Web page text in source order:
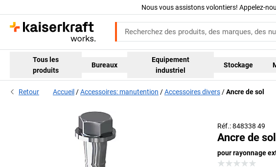
Nous vous assistons volontiers! Appelez-
Tous les
produits
Bureaux
Equipement
industriel
Stockage
Retour Accueil Accessoires: manutention Accessoires divers Ancre de sol
Réf.: 848338 49
Ancre de sol
pour rayonnage